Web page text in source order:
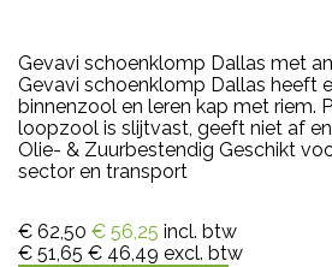
Gevavi schoenklomp Dallas met
Gevavi schoenklomp Dallas heeft
binnenzool en leren kap met riem.
loopzool is slijtvast, geeft niet af
Olie- & Zuurbestendig Geschikt
sector en transport
€ 62,50 € 56,25 incl. btw
€ 51,65 € 46,49 excl. btw